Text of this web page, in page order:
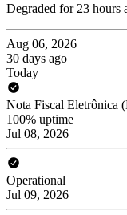
Degraded for 23 hours
Aug 06, 2026
30 days ago
Today
Nota Fiscal Eletrônica
100% uptime
Jul 08, 2026
Operational
Jul 09, 2026